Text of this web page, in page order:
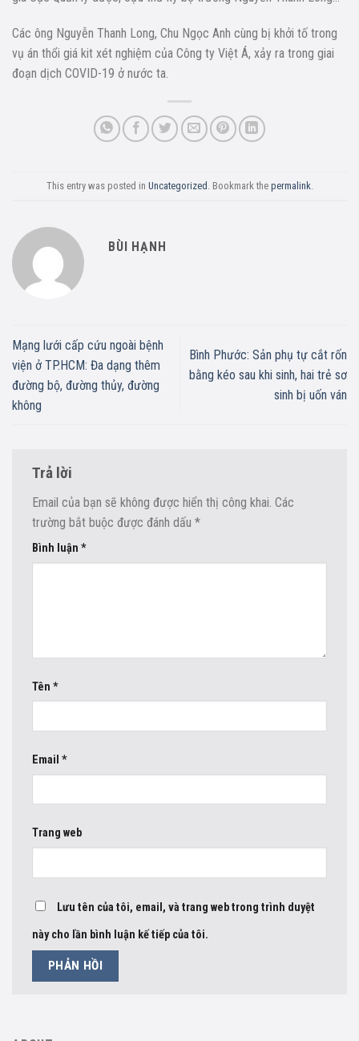
Các ông Nguyễn Thanh Long, Chu Ngọc Anh cùng bị khởi tố trong
vụ án thổi giá kit xét nghiệm của Công ty Việt Á, xảy ra trong giai
đoạn dịch COVID-19 ở nước ta.
This entry was posted in Uncategorized . Bookmark the permalink
BÙI HẠNH
Mạng lưới cấp cứu ngoài bệnh
viện ở TP.HCM: Đa dạng thêm
đường bộ, đường thủy, đường
không
Bình Phước: Sản phụ tự cắt rốn
bằng kéo sau khi sinh, hai trẻ sơ
sinh bị uốn ván
Trả lời
Email của bạn sẽ không được hiển thị công khai. Các
trường bắt buộc được đánh dấu *
Bình luận *
Tên *
Email *
Trang web
Lưu tên của tôi, email, và trang web trong trình duyệt
này cho lần bình luận kế tiếp của tôi.